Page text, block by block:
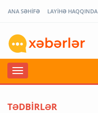
ANA SƏHİFƏ LAYİHƏ HAQQINDA
TƏDBİRLƏR